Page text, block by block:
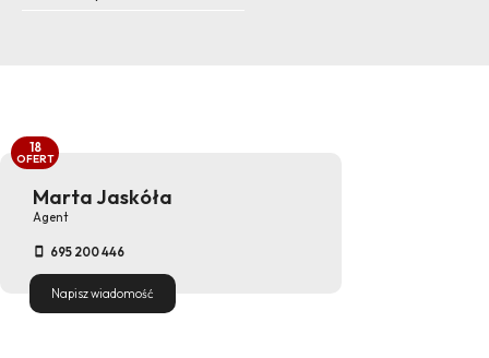
Marta Jaskóła
Agent
695 200 446
Napisz wiadomość
18
OFERT